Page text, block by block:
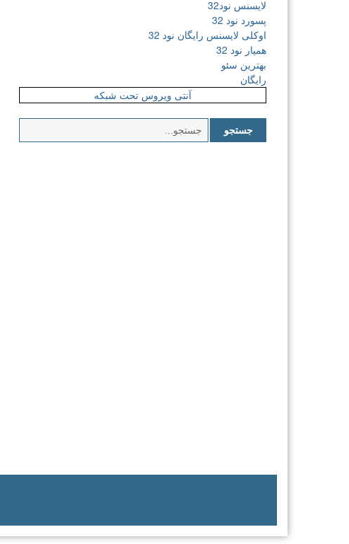
لایسنس نود32
پسورد نود 32
اوکلی لایسنس رایگان نود 32
همیار نود 32
بهترین سئو
رایگان
آنتی ویروس تحت شبکه
برای: